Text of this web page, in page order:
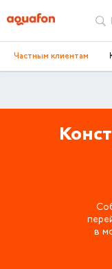
Частным клиентам
в